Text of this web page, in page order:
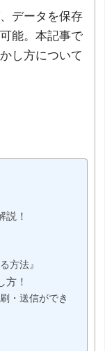
データを保存
能。本記事で
し方について
説！
方法』
方！
・送信ができ